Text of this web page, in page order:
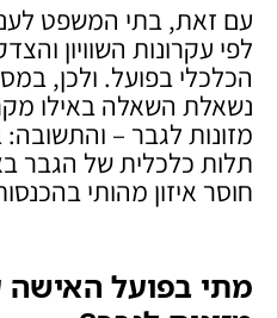
עם זאת, בתי המשפט
לפי עקרונות השוויון
הכלכלי בפועל. ולכן,
נשאלת השאלה באילו
מזונות לגבר –
תלות כלכלית של הגבר
חוסר איזון מהותי
מתי בפועל